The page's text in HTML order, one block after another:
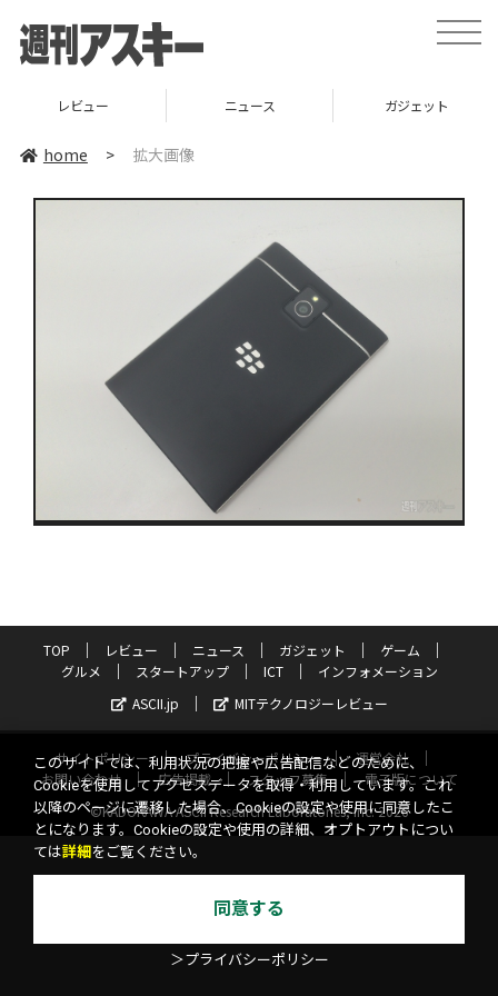
toggle
レビュー ニュース ガジェット
home > 拡大画像
TOP レビュー ニュース ガジェット
ゲーム
グルメ
スタートアップ ICT
インフォメーション
ASCII.jp
MITテクノロジーレビュー
サイトポリシー プライバシーポリシー
運営会社
お問い合わせ
広告掲載 スタッフ募集
電子版について
©KADOKAWA ASCII Research Laboratories, Inc. 2026
このサイトでは、利用状況の把握や広告配信などのために、
Cookieを使用してアクセスデータを取得・利用しています。これ
以降のページに遷移した場合、Cookieの設定や使用に同意したこ
とになります。Cookieの設定や使用の詳細、オプトアウトについ
ては詳細 をご覧ください。
同意する
＞プライバシーポリシー